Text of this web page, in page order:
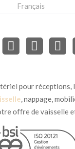
Français
pour réceptions,
, nappage,
offre de vaisselle